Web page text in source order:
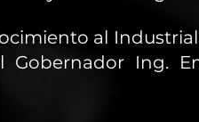
al Industrial
Gobernador Ing.